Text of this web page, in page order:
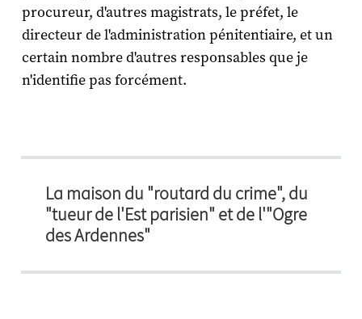
procureur, d'autres magistrats, le préfet, le
directeur de l'administration pénitentiaire, et un
certain nombre d'autres responsables que je
n'identifie pas forcément.
La maison du "routard du crime", du
"tueur de l'Est parisien" et de l'"Ogre
des Ardennes"